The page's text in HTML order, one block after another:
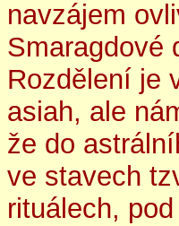
navzájem
Smaragdové
Rozdělení je
asiah, ale
že do
ve stavech
rituálech,